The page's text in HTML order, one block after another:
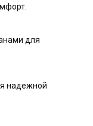
для
надежной